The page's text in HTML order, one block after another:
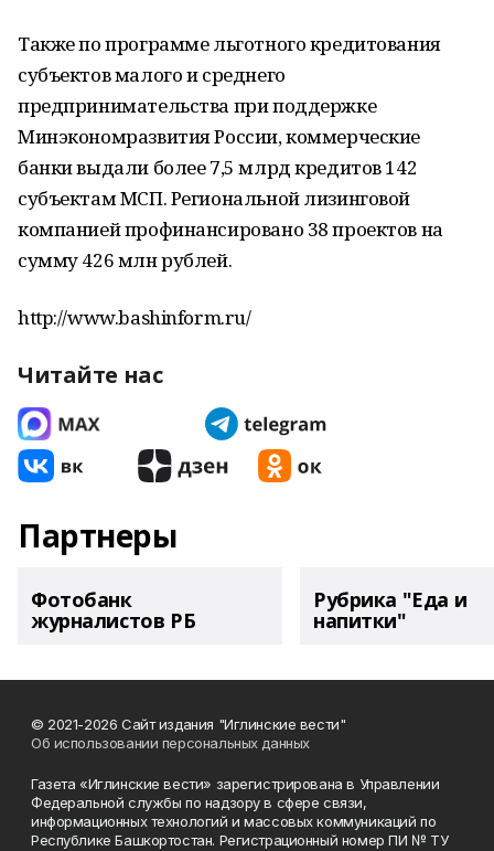
Также по программе льготного кредитования
субъектов малого и среднего
предпринимательства при поддержке
Минэкономразвития России, коммерческие
банки выдали более 7,5 млрд кредитов 142
субъектам МСП. Региональной лизинговой
компанией профинансировано 38 проектов на
сумму 426 млн рублей.
http://www.bashinform.ru/
Читайте нас
Партнеры
Фотобанк
журналистов РБ
Рубрика "Еда и
напитки"
© 2021-2026 Сайт издания "Иглинские вести"
Об использовании персональных данных
Газета «Иглинские вести» зарегистрирована в Управлении
Федеральной службы по надзору в сфере связи,
информационных технологий и массовых коммуникаций по
Республике Башкортостан. Регистрационный номер ПИ № ТУ